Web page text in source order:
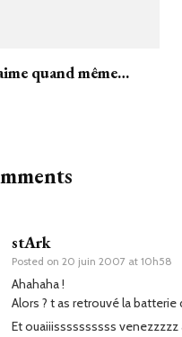
quand même…
stArk
Posted on 20 juin 2007 at 10h58
Ahahaha !
Alors ? t as retrouvé la batterie
Et ouaiiissssssssss venezzzzz